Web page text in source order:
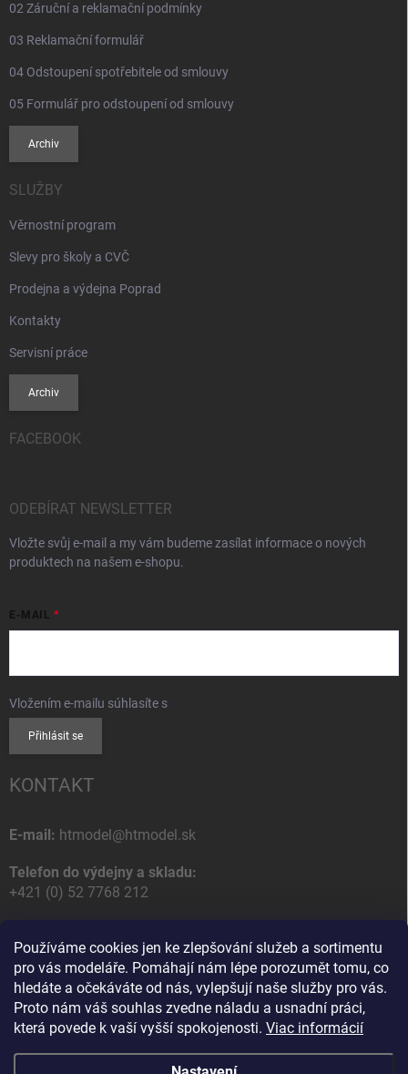
Používáme cookies jen ke zlepšování služeb a sortimentu
pro vás modeláře. Pomáhají nám lépe porozumět tomu, co
hledáte a očekáváte od nás, vylepšují naše služby pro vás.
Proto nám váš souhlas zvedne náladu a usnadní práci,
která povede k vaší vyšší spokojenosti. Viac informácií
02 Záruční a reklamační podmínky
03 Reklamační formulář
04 Odstoupení spotřebitele od smlouvy
05 Formulář pro odstoupení od smlouvy
Archiv
SLUŽBY
Věrnostní program
Slevy pro školy a CVČ
Prodejna a výdejna Poprad
Kontakty
Servisní práce
Archiv
FACEBOOK
ODEBÍRAT NEWSLETTER
Vložte svůj e-mail a my vám budeme zasílat informace o nových
produktech na našem e-shopu.
E-MAIL
Vložením e-mailu súhlasíte s
Přihlásit se
KONTAKT
E-mail: htmodel@htmodel.sk
Telefon do výdejny a skladu:
+421 (0) 52 7768 212
HT model
Na letisko 49
058 01 Poprad
Slovenská Republika